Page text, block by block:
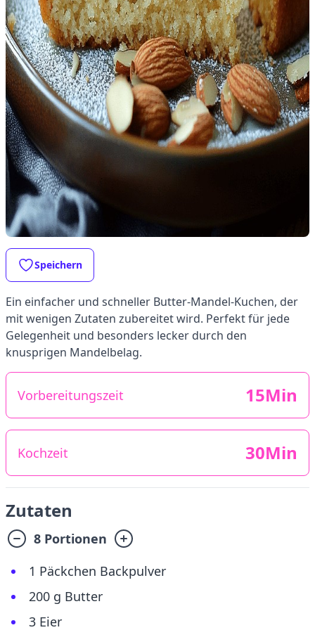
Speichern
Ein einfacher und schneller Butter-Mandel-Kuchen, der
mit wenigen Zutaten zubereitet wird. Perfekt für jede
Gelegenheit und besonders lecker durch den
knusprigen Mandelbelag.
Vorbereitungszeit 15Min
Kochzeit 30Min
Zutaten
8 Portionen
1 Päckchen Backpulver
200 g Butter
3 Eier